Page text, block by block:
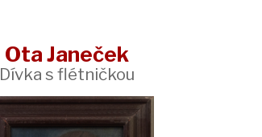
Ota Janeček
Dívka s flétničkou